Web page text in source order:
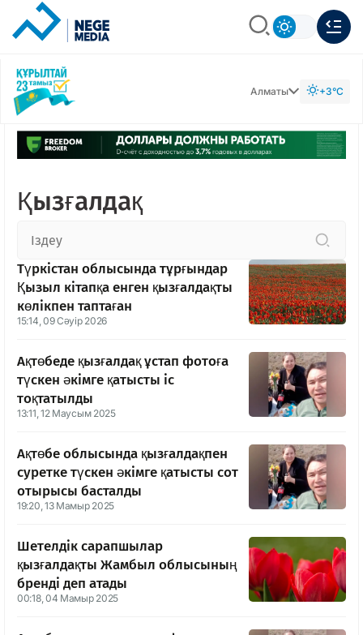
Алматы +3°C
Қызғалдақ
Түркістан облысында тұрғындар
Қызыл кітапқа енген қызғалдақты
көлікпен таптаған
15:14, 09 Сәуір 2026
Ақтөбеде қызғалдақ ұстап фотоға
түскен әкімге қатысты іс
тоқтатылды
13:11, 12 Маусым 2025
Ақтөбе облысында қызғалдақпен
суретке түскен әкімге қатысты сот
отырысы басталды
19:20, 13 Мамыр 2025
Шетелдік сарапшылар
қызғалдақты Жамбыл облысының
бренді деп атады
00:18, 04 Мамыр 2025